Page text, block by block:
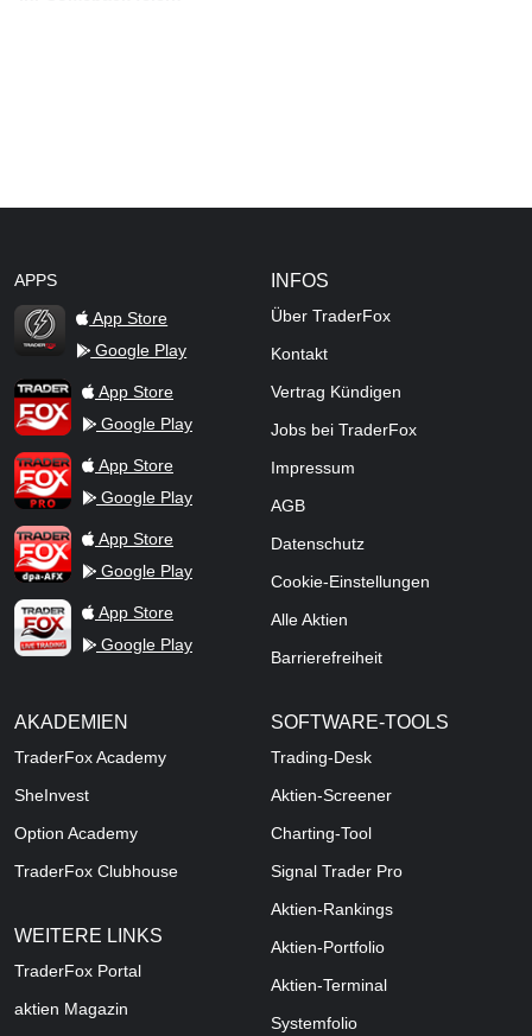
APPS
TraderFox Flash
App Store
Google Play
TraderFox AppApp Store
Google Play
TraderFox ProApp Store
Google Play
TraderFox dpa-AFX ProFeed
App Store
Google Play
TraderFox Live Trading
App Store
Google Play
INFOS
Über TraderFox
Kontakt
Vertrag Kündigen
Jobs bei TraderFox
Impressum
AGB
Datenschutz
Cookie-Einstellungen
Alle Aktien
Barrierefreiheit
AKADEMIEN
TraderFox Academy
SheInvest
Option Academy
TraderFox Clubhouse
WEITERE LINKS
TraderFox Portal
aktien Magazin
SOFTWARE-TOOLS
Trading-Desk
Aktien-Screener
Charting-Tool
Signal Trader Pro
Aktien-Rankings
Aktien-Portfolio
Aktien-Terminal
Systemfolio